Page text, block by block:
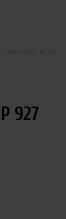
927